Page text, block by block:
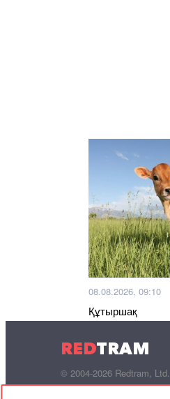
08.08.2026, 09:10
Құтыршақ
REDTRAM
© 2004-2026 Redtram, Ltd.